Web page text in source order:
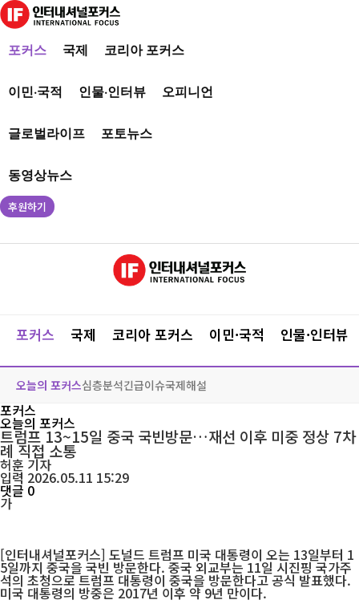
포커스 국제 코리아 포커스
이민·국적 인물·인터뷰 오피니언
글로벌라이프 포토뉴스
동영상뉴스
후원하기
포커스 국제 코리아 포커스 이민·국적 인물·인터뷰
오늘의 포커스심층분석긴급이슈국제해설
포커스
오늘의 포커스
트럼프 13~15일 중국 국빈방문…재선 이후 미중 정상 7차
례 직접 소통
허훈 기자
입력 2026.05.11 15:29
댓글 0
가
[인터내셔널포커스] 도널드 트럼프 미국 대통령이 오는 13일부터 1
5일까지 중국을 국빈 방문한다. 중국 외교부는 11일 시진핑 국가주
석의 초청으로 트럼프 대통령이 중국을 방문한다고 공식 발표했다.
미국 대통령의 방중은 2017년 이후 약 9년 만이다.